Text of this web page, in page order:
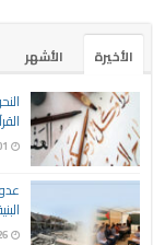
الأخيرة الأشهر